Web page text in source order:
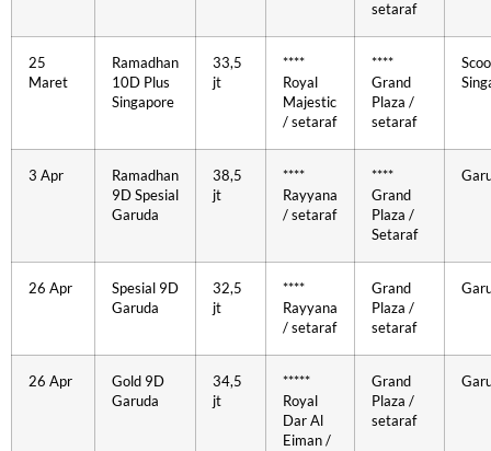
setaraf
25
Maret
Ramadhan
10D Plus
Singapore
33,5
jt
****
Royal
Majestic
/ setaraf
****
Grand
Plaza /
setaraf
3 Apr
Ramadhan
9D Spesial
Garuda
38,5
jt
****
Rayyana
/ setaraf
****
Grand
Plaza /
Setaraf
26 Apr
Spesial 9D
Garuda
32,5
jt
****
Rayyana
/ setaraf
Grand
Plaza /
setaraf
26 Apr
Gold 9D
Garuda
34,5
jt
*****
Royal
Dar Al
Eiman /
Grand
Plaza /
setaraf